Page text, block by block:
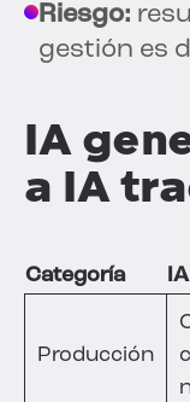
Riesgo:
gestión es
IA
a IA
Categoría
Producción